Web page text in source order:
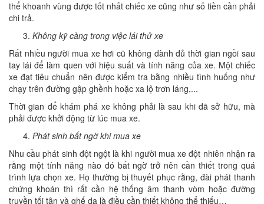
thể khoanh vùng được tốt nhất chiếc xe cũng như số tiền cần phải
chi trả.
Không kỹ càng trong việc lái thử xe
Rất nhiều người mua xe hơi cũ không dành đủ thời gian ngồi sau
tay lái để làm quen với hiệu suất và tính năng của xe. Một chiếc
xe đạt tiêu chuẩn nên được kiểm tra bằng nhiều tình huống như
chạy trên đường gập ghềnh hoặc xa lộ trơn láng,...
Thời gian để khám phá xe không phải là sau khi đã sở hữu, mà
phải được khởi động từ lúc mua xe.
Phát sinh bất ngờ khi mua xe
Nhu cầu phát sinh đột ngột là khi người mua xe đột nhiên nhận ra
rằng một tính năng nào đó bất ngờ trở nên cần thiết trong quá
trình lựa chọn xe. Họ thường bị thuyết phục rằng, đài phát thanh
chứng khoán thì rất cần hệ thống âm thanh vòm hoặc đường
truyền tối tân và ghế da là điều cần thiết không thể thiếu…